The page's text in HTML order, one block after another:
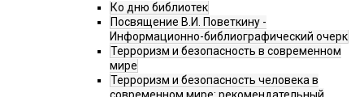
Ко дню библиотек
Посвящение В.И. Поветкину -
Информационно-библиографический очерк
Терроризм и безопасность в современном
мире
Терроризм и безопасность человека в